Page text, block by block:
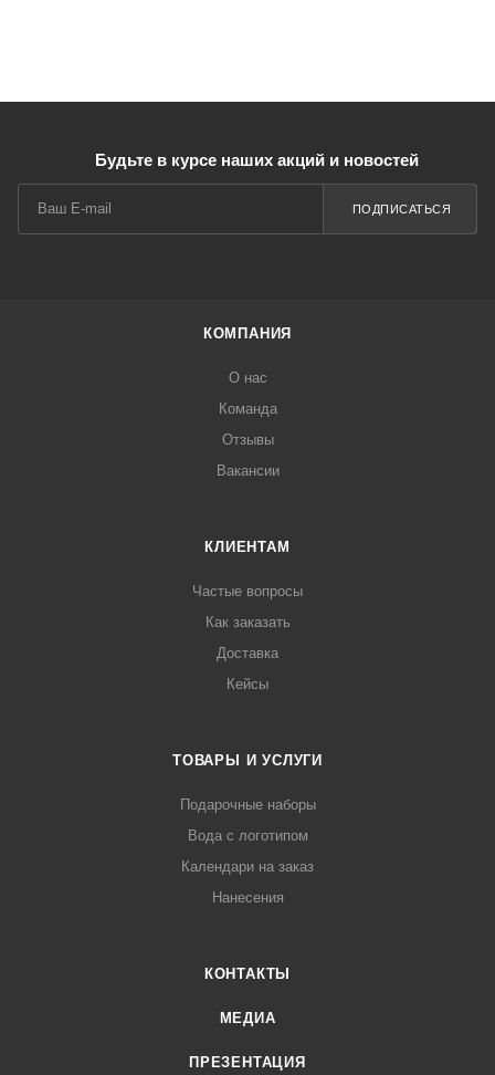
Будьте в курсе наших акций и новостей
ПОДПИСАТЬСЯ
КОМПАНИЯ
О нас
Команда
Отзывы
Вакансии
КЛИЕНТАМ
Частые вопросы
Как заказать
Доставка
Кейсы
ТОВАРЫ И УСЛУГИ
Подарочные наборы
Вода с логотипом
Календари на заказ
Нанесения
КОНТАКТЫ
МЕДИА
ПРЕЗЕНТАЦИЯ